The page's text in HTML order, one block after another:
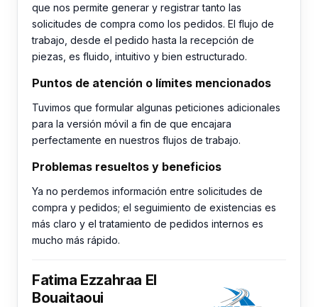
que nos permite generar y registrar tanto las
solicitudes de compra como los pedidos. El flujo de
trabajo, desde el pedido hasta la recepción de
piezas, es fluido, intuitivo y bien estructurado.
Puntos de atención o límites mencionados
Tuvimos que formular algunas peticiones adicionales
para la versión móvil a fin de que encajara
perfectamente en nuestros flujos de trabajo.
Problemas resueltos y beneficios
Ya no perdemos información entre solicitudes de
compra y pedidos; el seguimiento de existencias es
más claro y el tratamiento de pedidos internos es
mucho más rápido.
Fatima Ezzahraa El
Bouaitaoui